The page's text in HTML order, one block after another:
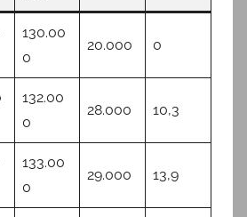
130.00
0
20.000 0
132.00
0
28.000 10,3
133.00
0
29.000 13,9